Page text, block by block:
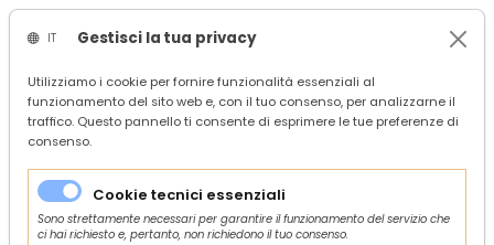
/ Confindustria Ascoli Piceno
/ Servizi
/ Competitività
Forum Imprenditoriale Italia-Germania - 23 gennaio 2026 (ROMA)
IT Gestisci la tua privacy
Utilizziamo i cookie per fornire funzionalità essenziali al
funzionamento del sito web e, con il tuo consenso, per analizzarne il
traffico. Questo pannello ti consente di esprimere le tue preferenze di
consenso.
Cookie tecnici essenziali
Sono strettamente necessari per garantire il funzionamento del servizio che
ci hai richiesto e, pertanto, non richiedono il tuo consenso.